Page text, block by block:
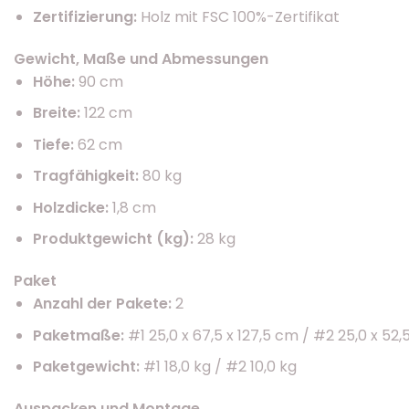
Zertifizierung: Holz mit FSC 100%-Zertifikat
Gewicht, Maße und Abmessungen
Höhe: 90 cm
Breite: 122 cm
Tiefe: 62 cm
Tragfähigkeit: 80 kg
Holzdicke: 1,8 cm
Produktgewicht (kg): 28 kg
Paket
Anzahl der Pakete: 2
Paketmaße: #1 25,0 x 67,5 x 127,5 cm / #2 25,0 x
Paketgewicht: #1 18,0 kg / #2 10,0 kg